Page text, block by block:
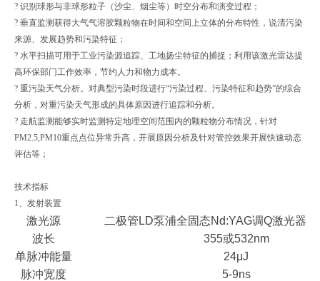
? 识别球形与非球形粒子（沙尘、烟尘等）时空分布和演变过程；
? 垂直监测获得大气气溶胶颗粒物在时间和空间上立体的分布特性，说清污染
来源、发展趋势和污染特征；
? 水平扫描可用于工业污染源追踪、工地扬尘特征的捕捉；利用该激光雷达提
高环保部门工作效率，节约人力和物力成本。
? 重污染天气分析。对典型污染时段进行“污染过程、污染特征和趋势”的综合
分析，对重污染天气形成的具体原因进行追踪和分析。
? 走航监测能够实时监测特定地理空间范围内的颗粒物分布情况，针对
PM2.5,PM10重点点位异常升高，开展原因分析及针对管控效果开展快速动态
评估等；
技术指标
1、发射装置
激光源
二极管LD泵浦全固态Nd:YAG调Q激光器
波长
355或532nm
单脉冲能量
24μJ
脉冲宽度
5-9ns